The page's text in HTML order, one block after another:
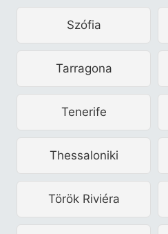
Szófia
Tarragona
Tenerife
Thessaloniki
Török Riviéra